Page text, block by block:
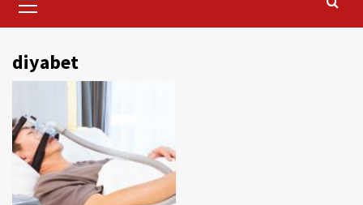
Menu
diyabet